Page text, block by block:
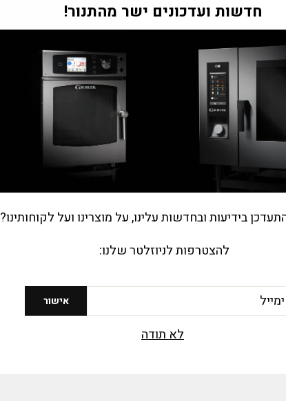
מי אנחנו?
האפייה וההסעדה בישראל
אודות החברה
חדשות ועדכונים ישר מהתנור!
בידיעות ובחדשות עלינו, על מוצרינו ועל לקוחותינו?
להצטרפות לניוזלטר שלנו:
אישור
לא תודה